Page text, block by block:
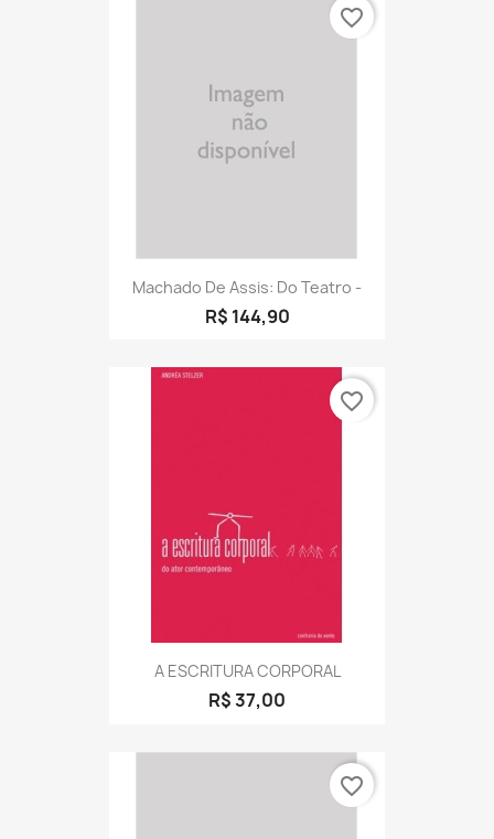
Machado De Assis: Do Teatro -
R$ 144,90
favorite_border
A ESCRITURA CORPORAL
R$ 37,00
favorite_border
favorite_border